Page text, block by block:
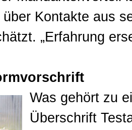
über Kontakte aus
„Erfahrung
Was gehört zu
Überschrift